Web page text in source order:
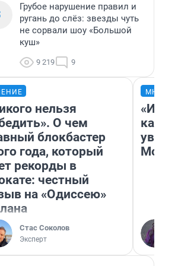
Грубое нарушение правил и
ругань до слёз: звезды чуть
не сорвали шоу «Большой
куш»
9 219 9
нельзя
О чем
блокбастер
года, который
рекорды в
честный
на «Одиссею»
Стас Соколов
Эксперт